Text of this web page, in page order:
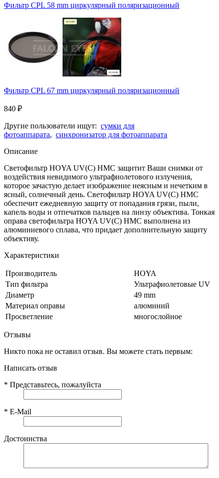
Фильтр CPL 58 mm циркулярный поляризационный
Фильтр CPL 67 mm циркулярный поляризационный
840 ₽
Другие пользователи ищут: сумки для
фотоаппарата, синхронизатор для фотоаппарата
Описание
Светофильтр HOYA UV(С) HMC защитит Ваши снимки от
воздействия невидимого ультрафиолетового излучения,
которое зачастую делает изображение неясным и нечетким в
ясный, солнечный день. Светофильтр HOYA UV(С) HMC
обеспечит ежедневную защиту от попадания грязи, пыли,
капель воды и отпечатков пальцев на линзу объектива. Тонкая
оправа светофильтра HOYA UV(С) HMC выполнена из
алюминиевого сплава, что придает дополнительную защиту
объективу.
Характеристики
Производитель
HOYA
Тип фильтра
Ультрафиолетовые UV
Диаметр
49 mm
Материал оправы
алюминий
Просветление
многослойное
Отзывы
Никто пока не оставил отзыв. Вы можете стать первым:
Написать отзыв
* Представьтесь, пожалуйста
* E-Mail
Достоинства